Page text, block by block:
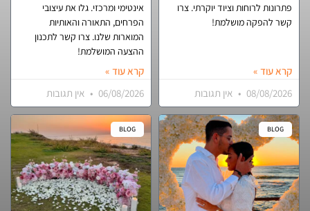
פתרונות לרוחות וציוד יוקרתי. צרו
קשר להפקה מושלמת!
קרא עוד »
08/08/2026
אין תגובות
אינטימי ומרכזי. גלו את עיצובי
הפרחים, התאורה והאותיות
המוארות שלנו. צרו קשר לתכנון
ההצעה המושלמת!
קרא עוד »
06/08/2026
אין תגובות
BLOG
BLOG